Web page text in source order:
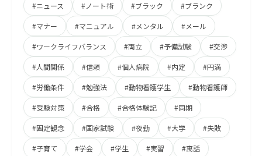
#ニュース #ノート術 #ブラック #ブランク
#マナー #マニュアル #メンタル #メール
#ワークライフバランス #両立 #予備試験 #交渉
#人間関係 #信頼 #個人病院 #内定 #円満
#労働条件 #勉強法 #動物看護学生 #動物看護師
#受験対策 #合格 #合格体験記 #同期
#固定観念 #国家試験 #夜勤 #大学 #失敗
#子育て #学会 #学生 #実習 #寓話